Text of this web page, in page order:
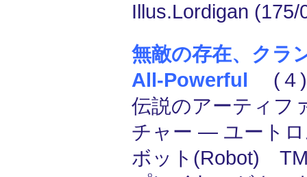
Illus.Lordigan (175/
無敵の存在、クラ
All-Powerful (４
伝説のアーティフ
チャー ― ユート
ボット(Robot)